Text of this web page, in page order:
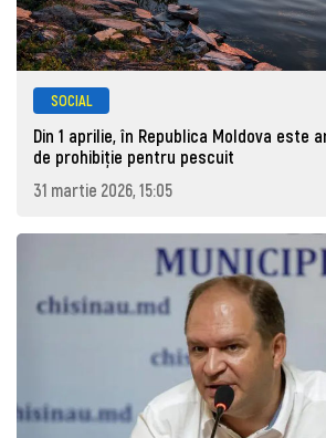
SOCIAL
Din 1 aprilie, în Republica Moldova este
de prohibiţie pentru pescuit
31 martie 2026, 15:05